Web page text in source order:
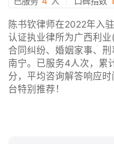
陈书钦律师在2022年入
认证执业律所为广西利
合同纠纷、婚姻家事、
南宁。已服务4人次，累
分，平均咨询解答响应
台特别推荐！